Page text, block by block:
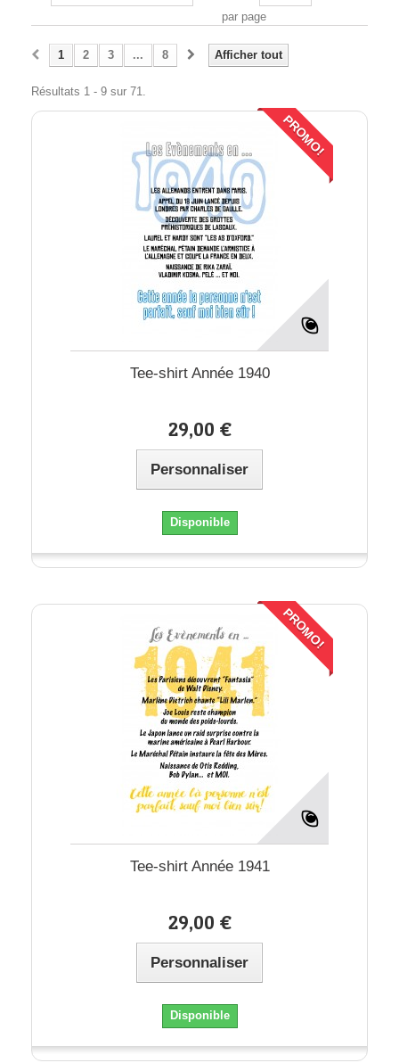
par page
Afficher tout
1 2 3 ... 8
Résultats 1 - 9 sur 71.
PROMO!
Tee-shirt Année 1940
29,00 €
Personnaliser
Disponible
PROMO!
Tee-shirt Année 1941
29,00 €
Personnaliser
Disponible